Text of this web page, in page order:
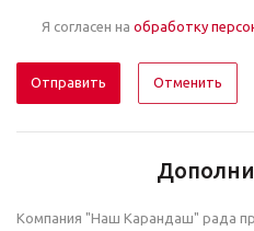
Я согласен на обработку
Отменить
Компания "Наш Карандаш" рада